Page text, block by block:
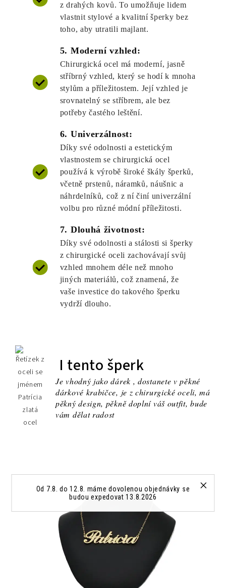
Od 7.8. do 12.8. máme dovolenou objednávky se
budou expedovat 13.8.2026
z drahých kovů. To umožňuje lidem
vlastnit stylové a kvalitní šperky bez
toho, aby utratili majlant.
5. Moderní vzhled:
Chirurgická ocel má moderní, jasně
stříbrný vzhled, který se hodí k mnoha
stylům a příležitostem. Její vzhled je
srovnatelný se stříbrem, ale bez
potřeby častého leštění.
6. Univerzálnost:
Díky své odolnosti a estetickým
vlastnostem se chirurgická ocel
používá k výrobě široké škály šperků,
včetně prstenů, náramků, náušnic a
náhrdelníků, což z ní činí univerzální
volbu pro různé módní příležitosti.
7. Dlouhá životnost:
Díky své odolnosti a stálosti si šperky
z chirurgické oceli zachovávají svůj
vzhled mnohem déle než mnoho
jiných materiálů, což znamená, že
vaše investice do takového šperku
vydrží dlouho.
I tento šperk
Je vhodný jako dárek , dostanete v pěkné
dárkové krabičce, je z chirurgické oceli, má
pěkný design, pěkně doplní váš outfit, bude
vám dělat radost